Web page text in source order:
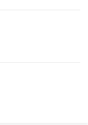
い方
ジ
軽にご応募ください。